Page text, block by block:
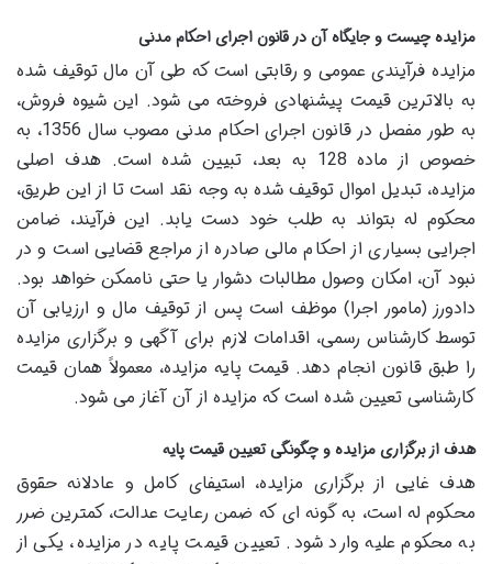
مزایده چیست و جایگاه آن در قانون اجرای احکام مدنی
مزایده فرآیندی عمومی و رقابتی است که طی آن مال توقیف شده
به بالاترین قیمت پیشنهادی فروخته می شود. این شیوه فروش،
به طور مفصل در قانون اجرای احکام مدنی مصوب سال 1356، به
خصوص از ماده 128 به بعد، تبیین شده است. هدف اصلی
مزایده، تبدیل اموال توقیف شده به وجه نقد است تا از این طریق،
محکوم له بتواند به طلب خود دست یابد. این فرآیند، ضامن
اجرایی بسیاری از احکام مالی صادره از مراجع قضایی است و در
نبود آن، امکان وصول مطالبات دشوار یا حتی ناممکن خواهد بود.
دادورز (مامور اجرا) موظف است پس از توقیف مال و ارزیابی آن
توسط کارشناس رسمی، اقدامات لازم برای آگهی و برگزاری مزایده
را طبق قانون انجام دهد. قیمت پایه مزایده، معمولاً همان قیمت
کارشناسی تعیین شده است که مزایده از آن آغاز می شود.
هدف از برگزاری مزایده و چگونگی تعیین قیمت پایه
هدف غایی از برگزاری مزایده، استیفای کامل و عادلانه حقوق
محکوم له است، به گونه ای که ضمن رعایت عدالت، کمترین ضرر
به محکوم علیه وارد شود. تعیین قیمت پایه در مزایده، یکی از